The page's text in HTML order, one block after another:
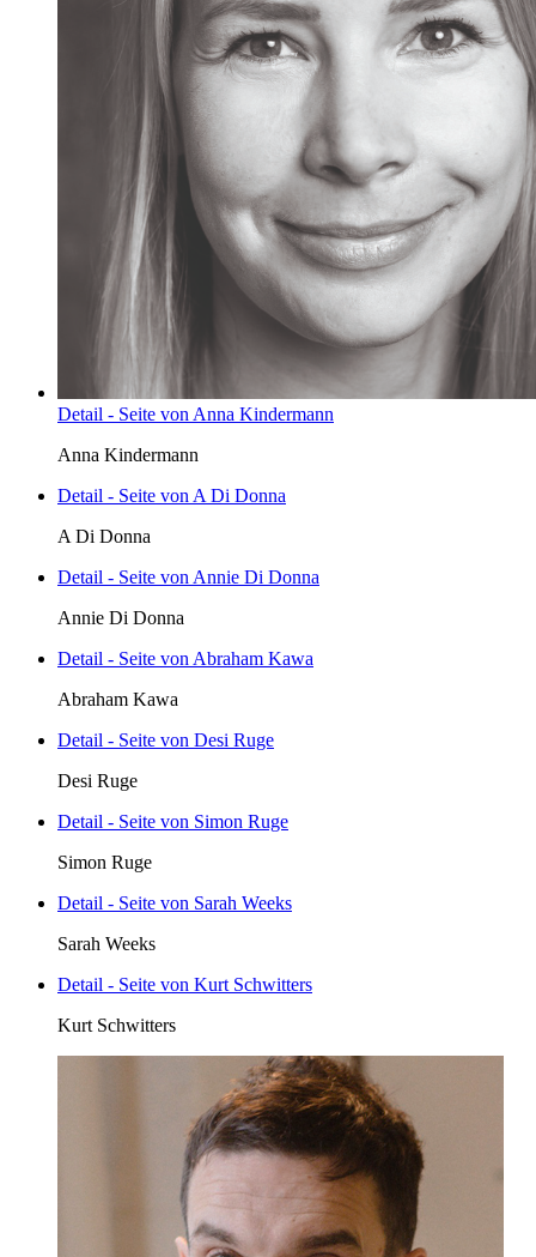
Detail - Seite von Anna Kindermann
Anna Kindermann
Detail - Seite von A Di Donna
A Di Donna
Detail - Seite von Annie Di Donna
Annie Di Donna
Detail - Seite von Abraham Kawa
Abraham Kawa
Detail - Seite von Desi Ruge
Desi Ruge
Detail - Seite von Simon Ruge
Simon Ruge
Detail - Seite von Sarah Weeks
Sarah Weeks
Detail - Seite von Kurt Schwitters
Kurt Schwitters